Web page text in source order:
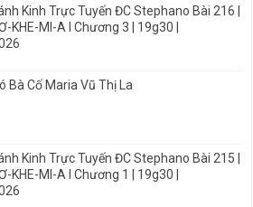
Kinh Trực Tuyến ĐC Stephano Bài 216 |
KHE-MI-A I Chương 3 | 19g30 |
Bà Cố Maria Vũ Thị La
Kinh Trực Tuyến ĐC Stephano Bài 215 |
KHE-MI-A I Chương 1 | 19g30 |